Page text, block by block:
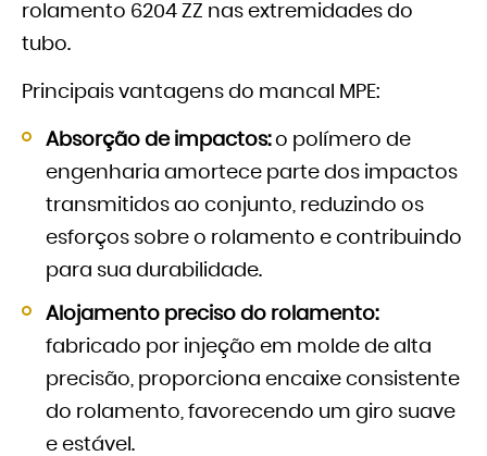
rolamento 6204 ZZ nas extremidades do
tubo.
Principais vantagens do mancal MPE:
Absorção de impactos:o polímero de
engenharia amortece parte dos impactos
transmitidos ao conjunto, reduzindo os
esforços sobre o rolamento e contribuindo
para sua durabilidade.
Alojamento preciso do rolamento:
fabricado por injeção em molde de alta
precisão, proporciona encaixe consistente
do rolamento, favorecendo um giro suave
e estável.